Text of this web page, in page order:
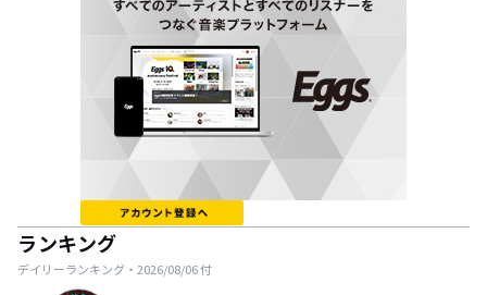
ランキング
デイリーランキング・ 2026/08/06付